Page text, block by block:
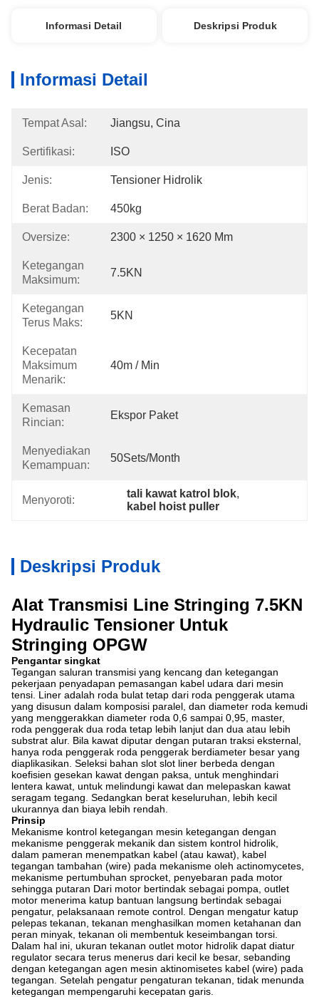
Informasi Detail Deskripsi Produk
Informasi Detail
Tempat Asal: Jiangsu, Cina
Sertifikasi: ISO
Jenis: Tensioner Hidrolik
Berat Badan: 450kg
Oversize: 2300 × 1250 × 1620 Mm
Ketegangan
Maksimum:
7.5KN
Ketegangan
Terus Maks:
5KN
Kecepatan
Maksimum
Menarik:
40m / Min
Kemasan
Rincian:
Ekspor Paket
Menyediakan
Kemampuan:
50Sets/Month
Menyoroti:
tali kawat katrol blok,
kabel hoist puller
Deskripsi Produk
Alat Transmisi Line Stringing 7.5KN
Hydraulic Tensioner Untuk
Stringing OPGW
Pengantar singkat
Tegangan saluran transmisi yang kencang dan ketegangan
pekerjaan penyadapan pemasangan kabel udara dari mesin
tensi. Liner adalah roda bulat tetap dari roda penggerak utama
yang disusun dalam komposisi paralel, dan diameter roda kemudi
yang menggerakkan diameter roda 0,6 sampai 0,95, master,
roda penggerak dua roda tetap lebih lanjut dan dua atau lebih
substrat alur. Bila kawat diputar dengan putaran traksi eksternal,
hanya roda penggerak roda penggerak berdiameter besar yang
diaplikasikan. Seleksi bahan slot slot liner berbeda dengan
koefisien gesekan kawat dengan paksa, untuk menghindari
lentera kawat, untuk melindungi kawat dan melepaskan kawat
seragam tegang. Sedangkan berat keseluruhan, lebih kecil
ukurannya dan biaya lebih rendah.
Prinsip
Mekanisme kontrol ketegangan mesin ketegangan dengan
mekanisme penggerak mekanik dan sistem kontrol hidrolik,
dalam pameran menempatkan kabel (atau kawat), kabel
tegangan tambahan (wire) pada mekanisme oleh actinomycetes,
mekanisme pertumbuhan sprocket, penyebaran pada motor
sehingga putaran Dari motor bertindak sebagai pompa, outlet
motor menerima katup bantuan langsung bertindak sebagai
pengatur, pelaksanaan remote control. Dengan mengatur katup
pelepas tekanan, tekanan menghasilkan momen ketahanan dan
peran minyak, tekanan oli membentuk keseimbangan torsi.
Dalam hal ini, ukuran tekanan outlet motor hidrolik dapat diatur
regulator secara terus menerus dari kecil ke besar, sebanding
dengan ketegangan agen mesin aktinomisetes kabel (wire) pada
tegangan. Setelah pengatur pengaturan tekanan, tidak menunda
ketegangan mempengaruhi kecepatan garis.